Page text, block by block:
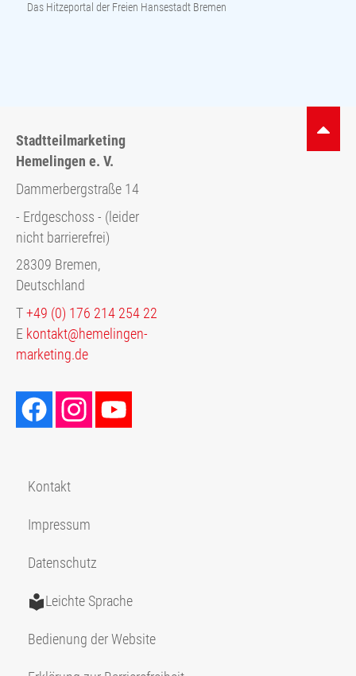
Das Hitzeportal der Freien Hansestadt Bremen
Stadtteilmarketing
Hemelingen e. V.
Dammerbergstraße 14
- Erdgeschoss - (leider
nicht barrierefrei)
28309 Bremen,
Deutschland
T +49 (0) 176 214 254 22
E kontakt@hemelingen-
marketing.de
Kontakt
Impressum
Datenschutz
Leichte Sprache
Bedienung der Website